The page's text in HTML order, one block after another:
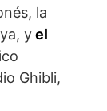
la
yel
Ghibli,